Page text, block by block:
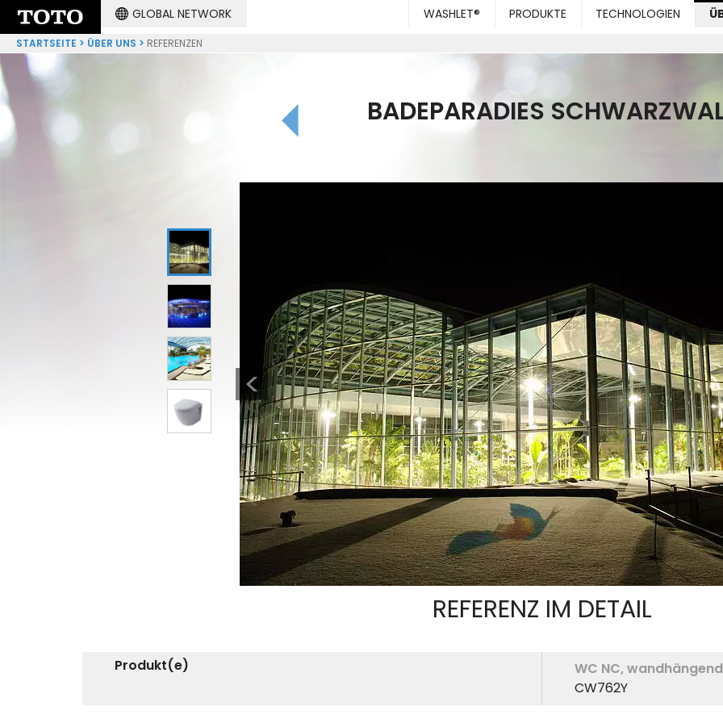
GLOBAL NETWORK WASHLET® PRODUKTE TECHNOLOGIEN
STARTSEITE ÜBER UNS REFERENZEN
BADEPARADIES
Previous
1
2
3
4
REFERENZ IM DETAIL
Produkt(e)
WC NC, wandhängend
CW762Y